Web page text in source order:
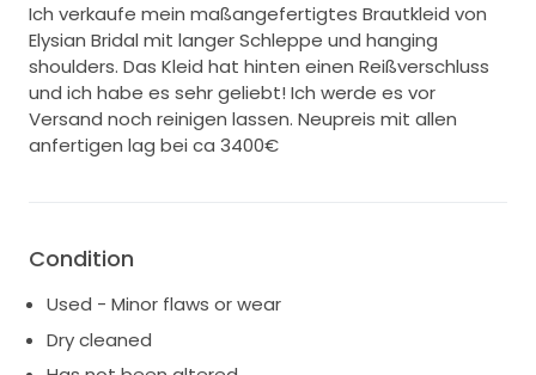
Ich verkaufe mein maßangefertigtes Brautkleid von
Elysian Bridal mit langer Schleppe und hanging
shoulders. Das Kleid hat hinten einen Reißverschluss
und ich habe es sehr geliebt! Ich werde es vor
Versand noch reinigen lassen. Neupreis mit allen
anfertigen lag bei ca 3400€
Condition
Used - Minor flaws or wear
Dry cleaned